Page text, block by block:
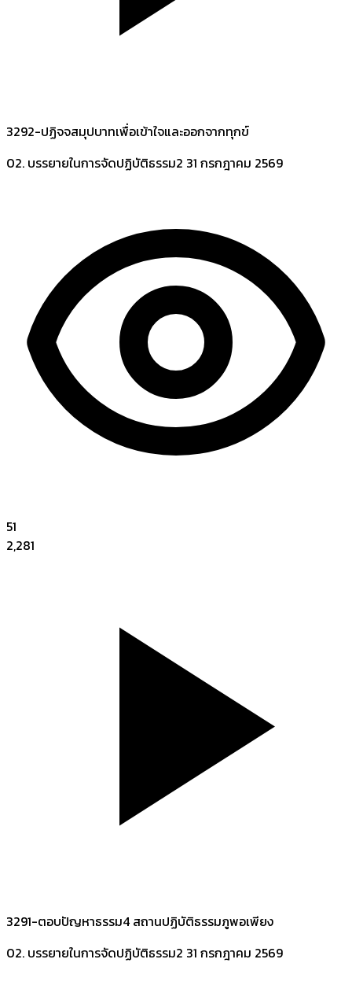
3292-ปฏิจจสมุปบาทเพื่อเข้าใจและออกจากทุกข์
02. บรรยายในการจัดปฏิบัติธรรม2 31 กรกฎาคม 2569
51
2,281
3291-ตอบปัญหาธรรม4 สถานปฏิบัติธรรมภูพอเพียง
02. บรรยายในการจัดปฏิบัติธรรม2 31 กรกฎาคม 2569